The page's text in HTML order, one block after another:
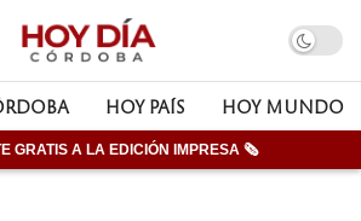
HOY PAÍS HOY MUNDO
GRATIS A LA EDICIÓN IMPRESA 🗞